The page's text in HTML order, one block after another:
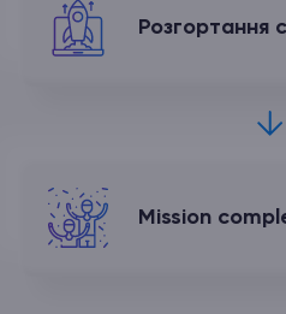
Розгортання
Mission